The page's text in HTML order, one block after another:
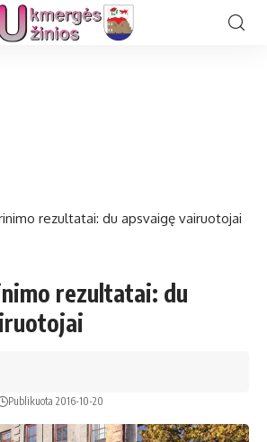
rezultatai: du apsvaigę vairuotojai
rezultatai: du
Publikuota 2016-10-20